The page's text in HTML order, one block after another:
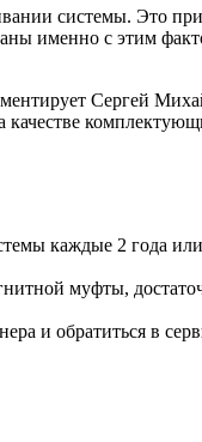
системы. Это
именно с этим
Сергей
каждые 2 года
муфты,
и обратиться в